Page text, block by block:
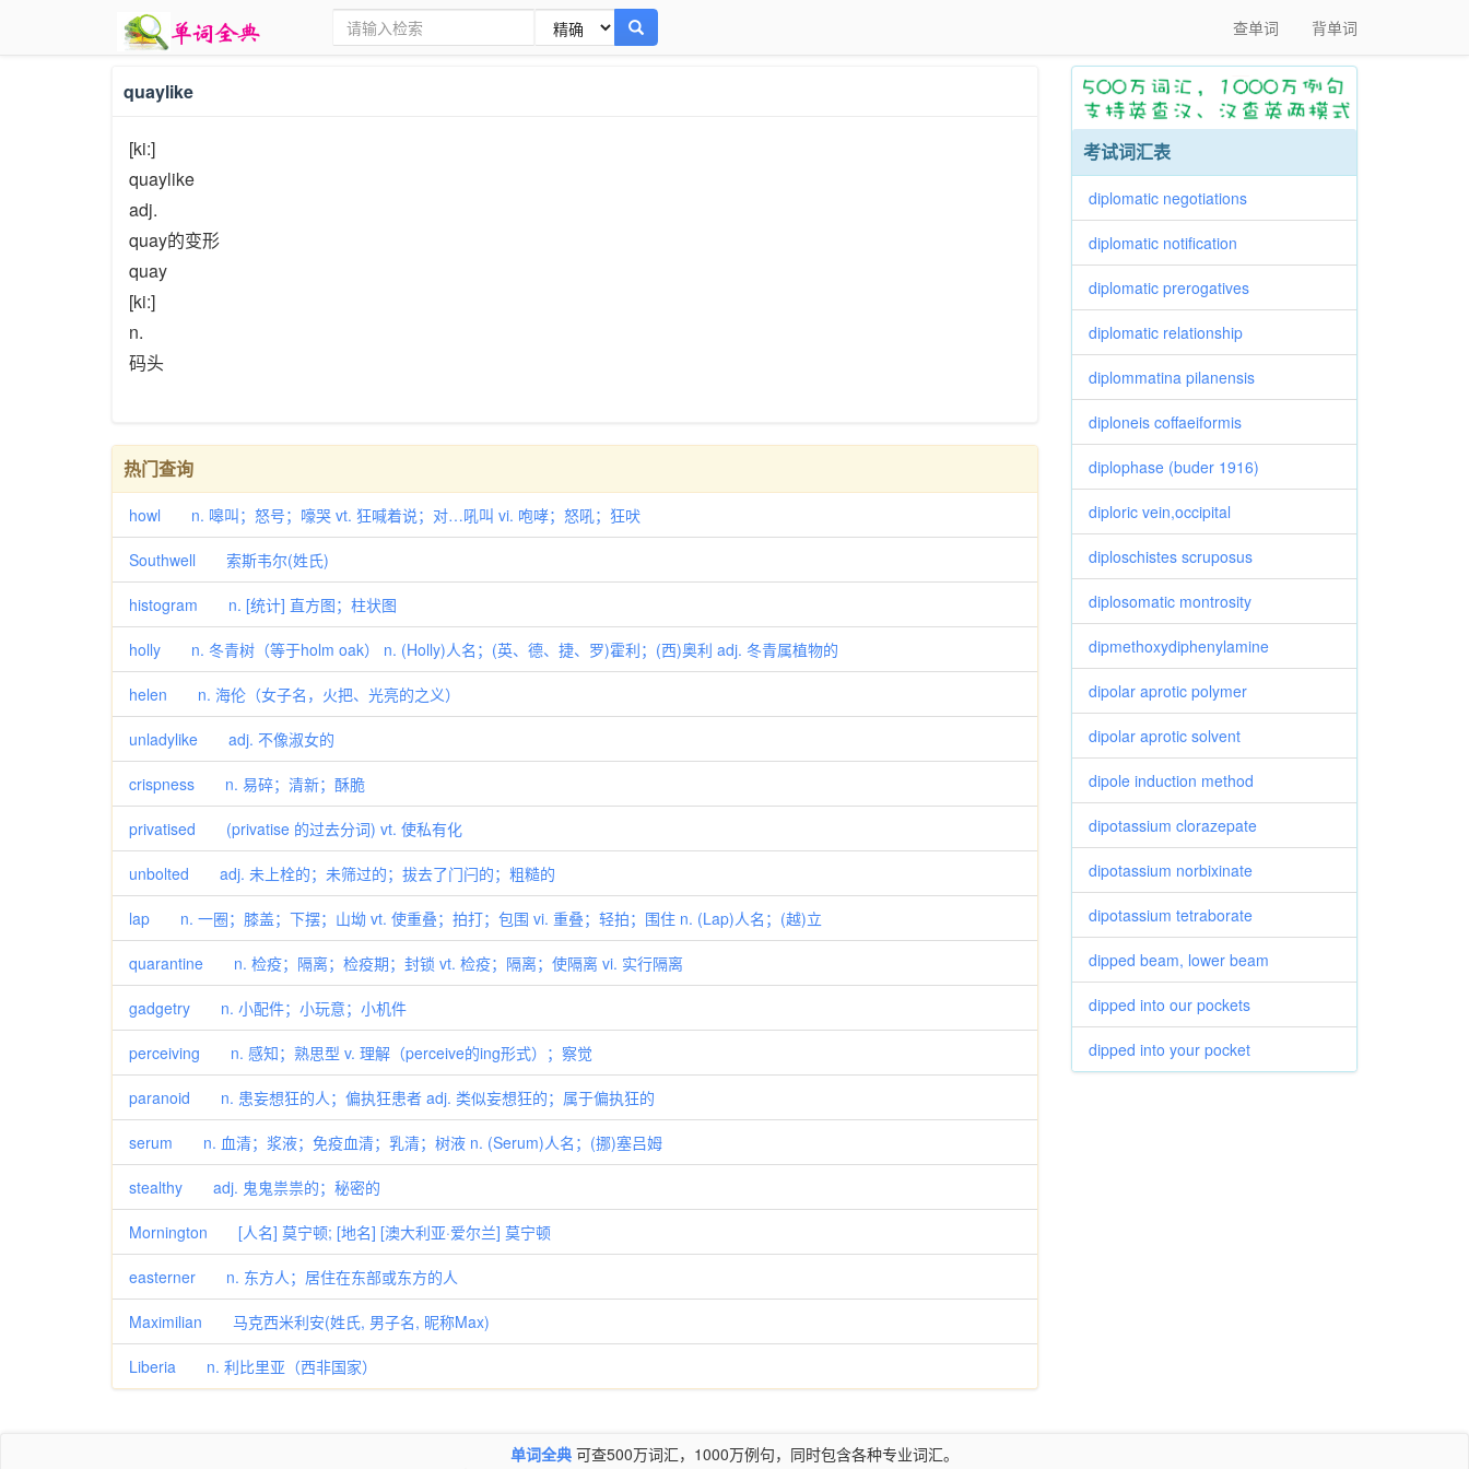
查单词 背单词
quaylike
[ki:]
quaylike
adj.
quay的变形
quay
[ki:]
n.
码头
热门查询
howl n. 嗥叫；怒号；嚎哭 vt. 狂喊着说；对…吼叫 vi. 咆哮；怒吼；狂吠
Southwell 索斯韦尔(姓氏)
histogram n. [统计] 直方图；柱状图
holly n. 冬青树（等于holm oak） n. (Holly)人名；(英、德、捷、罗)霍利；(西)奥利 adj. 冬青属植物的
helen n. 海伦（女子名，火把、光亮的之义）
unladylike adj. 不像淑女的
crispness n. 易碎；清新；酥脆
privatised (privatise 的过去分词) vt. 使私有化
unbolted adj. 未上栓的；未筛过的；拔去了门闩的；粗糙的
lap n. 一圈；膝盖；下摆；山坳 vt. 使重叠；拍打；包围 vi. 重叠；轻拍；围住 n. (Lap)人名；(越)立
quarantine n. 检疫；隔离；检疫期；封锁 vt. 检疫；隔离；使隔离 vi. 实行隔离
gadgetry n. 小配件；小玩意；小机件
perceiving n. 感知；熟思型 v. 理解（perceive的ing形式）；察觉
paranoid n. 患妄想狂的人；偏执狂患者 adj. 类似妄想狂的；属于偏执狂的
serum n. 血清；浆液；免疫血清；乳清；树液 n. (Serum)人名；(挪)塞吕姆
stealthy adj. 鬼鬼祟祟的；秘密的
Mornington [人名] 莫宁顿; [地名] [澳大利亚·爱尔兰] 莫宁顿
easterner n. 东方人；居住在东部或东方的人
Maximilian 马克西米利安(姓氏, 男子名, 昵称Max)
Liberia n. 利比里亚（西非国家）
考试词汇表
diplomatic negotiations
diplomatic notification
diplomatic prerogatives
diplomatic relationship
diplommatina pilanensis
diploneis coffaeiformis
diplophase (buder 1916)
diploric vein,occipital
diploschistes scruposus
diplosomatic montrosity
dipmethoxydiphenylamine
dipolar aprotic polymer
dipolar aprotic solvent
dipole induction method
dipotassium clorazepate
dipotassium norbixinate
dipotassium tetraborate
dipped beam, lower beam
dipped into our pockets
dipped into your pocket
单词全典 可查500万词汇，1000万例句，同时包含各种专业词汇。